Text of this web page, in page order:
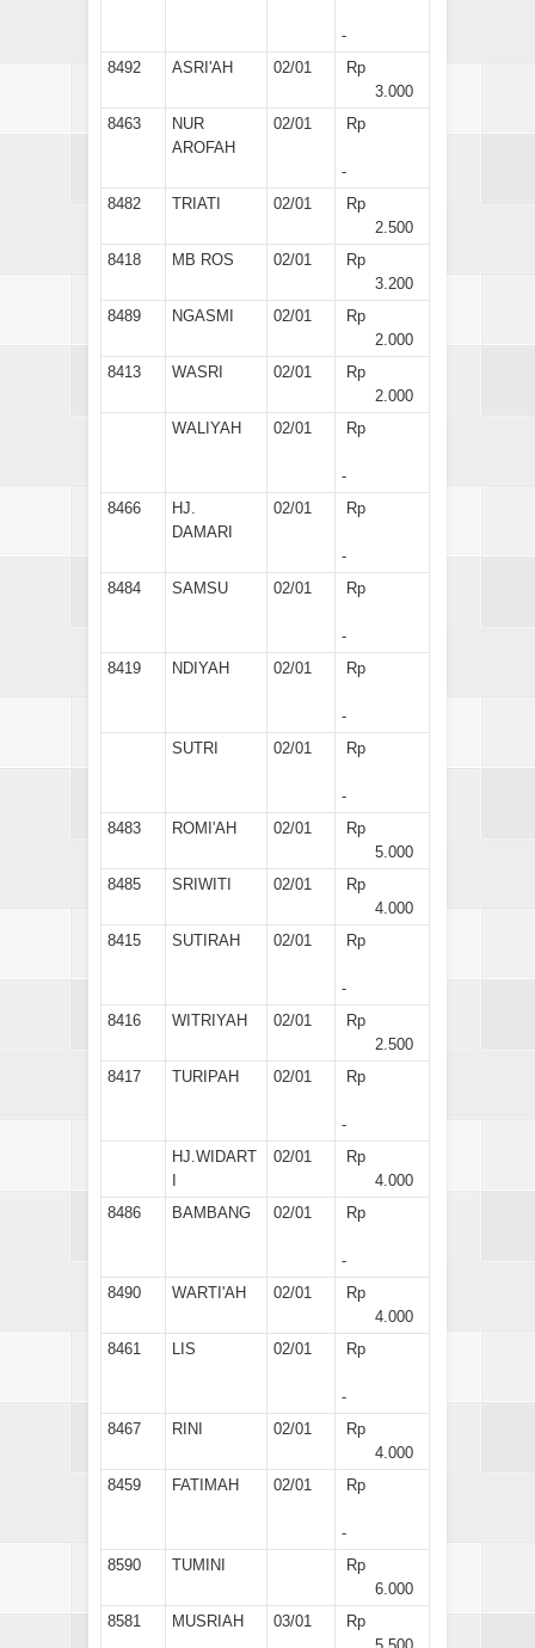
-
8492
ASRI'AH 02/01
Rp
3.000
8463
NUR
AROFAH
02/01 Rp
-
8482
TRIATI 02/01
Rp
2.500
8418
MB ROS 02/01
Rp
3.200
8489
NGASMI 02/01
Rp
2.000
8413
WASRI 02/01
Rp
2.000
WALIYAH
02/01 Rp
-
8466
HJ.
DAMARI
02/01 Rp
-
8484
SAMSU 02/01 Rp
-
8419
NDIYAH 02/01 Rp
-
SUTRI
02/01 Rp
-
8483
ROMI'AH 02/01
Rp
5.000
8485
SRIWITI 02/01
Rp
4.000
8415
SUTIRAH 02/01 Rp
-
8416
WITRIYAH 02/01
Rp
2.500
8417
TURIPAH 02/01 Rp
-
HJ.WIDART
02/01
Rp
4.000
8486
BAMBANG 02/01 Rp
-
8490
WARTI'AH 02/01
Rp
4.000
8461
LIS 02/01 Rp
-
8467
RINI 02/01
Rp
4.000
8459
FATIMAH 02/01 Rp
-
8590
TUMINI
Rp
6.000
8581
MUSRIAH 03/01
Rp